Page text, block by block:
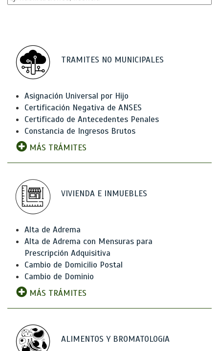
TRAMITES NO MUNICIPALES
Asignación Universal por Hijo
Certificación Negativa de ANSES
Certificado de Antecedentes Penales
Constancia de Ingresos Brutos
MÁS TRÁMITES
VIVIENDA E INMUEBLES
Alta de Adrema
Alta de Adrema con Mensuras para
Prescripción Adquisitiva
Cambio de Domicilio Postal
Cambio de Dominio
MÁS TRÁMITES
ALIMENTOS Y BROMATOLOGíA